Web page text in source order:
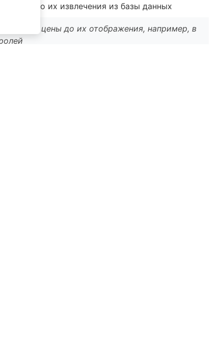
до их извлечения из базы данных
изменить цены до их отображения, например, в